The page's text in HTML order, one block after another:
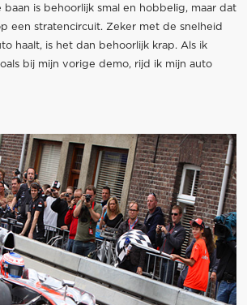
is behoorlijk smal en hobbelig, maar dat
een stratencircuit. Zeker met de snelheid
haalt, is het dan behoorlijk krap. Als ik
bij mijn vorige demo, rijd ik mijn auto